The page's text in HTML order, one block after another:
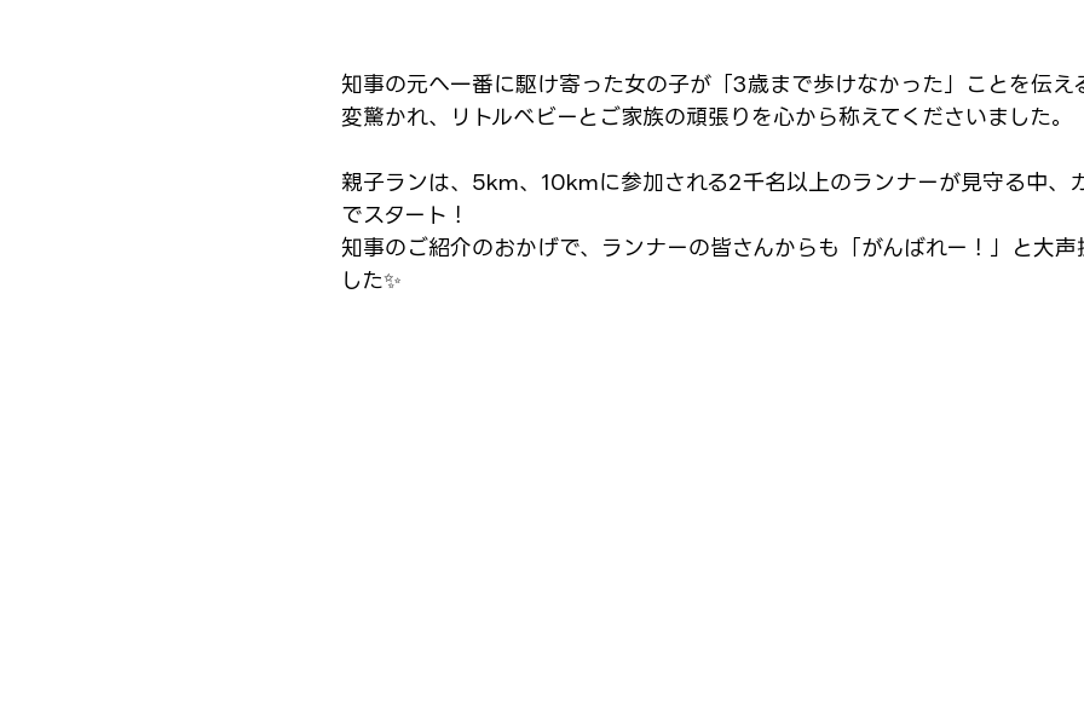
知事の元へ一番に駆け寄った女の子が「3歳まで歩けなかった」ことを伝え
変驚かれ、リトルベビーとご家族の頑張りを心から称えてくださいました。
親子ランは、5km、10kmに参加される2千名以上のランナーが見守る中、
でスタート！
知事のご紹介のおかげで、ランナーの皆さんからも「がんばれー！」と大
した✨